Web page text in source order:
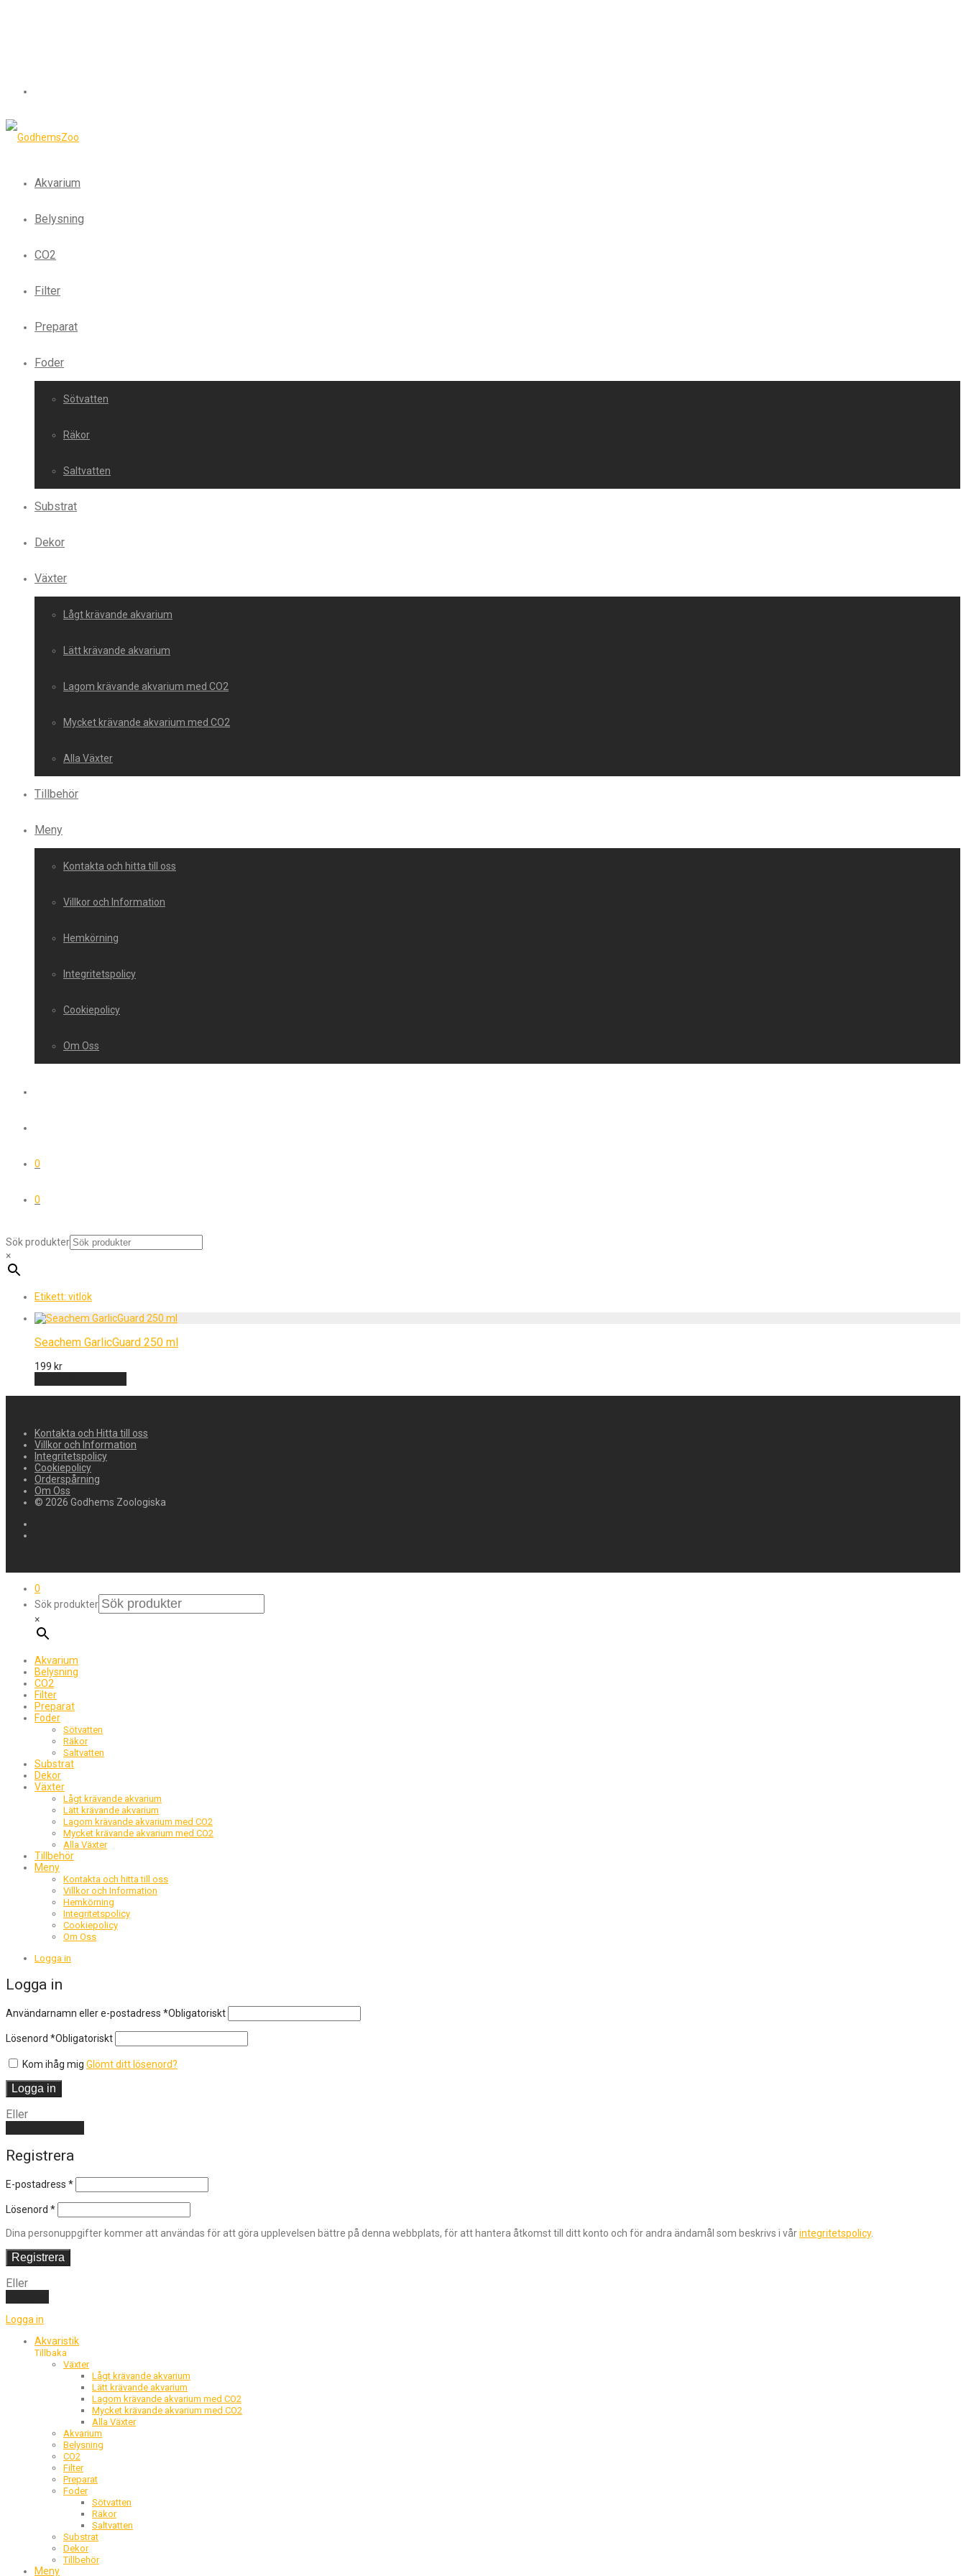
Akvarium
Belysning
CO2
Filter
Preparat
Foder
Sötvatten
Räkor
Saltvatten
Substrat
Dekor
Växter
Lågt krävande akvarium
Lätt krävande akvarium
Lagom krävande akvarium med CO2
Mycket krävande akvarium med CO2
Alla Växter
Tillbehör
Meny
Kontakta och hitta till oss
Villkor och Information
Hemkörning
Integritetspolicy
Cookiepolicy
Om Oss
0
0
Sök produkter
×
Etikett: vitlök
Seachem GarlicGuard 250 ml
199 kr
Kontakta och Hitta till oss
Villkor och Information
Integritetspolicy
Cookiepolicy
Orderspårning
Om Oss
© 2026 Godhems Zoologiska
0
Sök produkter
×
Akvarium
Belysning
CO2
Filter
Preparat
Foder
Sötvatten
Räkor
Saltvatten
Substrat
Dekor
Växter
Lågt krävande akvarium
Lätt krävande akvarium
Lagom krävande akvarium med CO2
Mycket krävande akvarium med CO2
Alla Växter
Tillbehör
Meny
Kontakta och hitta till oss
Villkor och Information
Hemkörning
Integritetspolicy
Cookiepolicy
Om Oss
Logga in
Logga in
Användarnamn eller e-postadress *Obligatoriskt
Lösenord *Obligatoriskt
Kom ihåg mig Glömt ditt lösenord?
Logga in
Eller
Registrera
E-postadress *
Lösenord *
Dina personuppgifter kommer att användas för att göra upplevelsen bättre på denna webbplats, för att hantera åtkomst till ditt konto och för andra ändamål som beskrivs i vårintegritetspolicy.
Registrera
Eller
Logga in
Akvaristik
Tillbaka
Växter
Lågt krävande akvarium
Lätt krävande akvarium
Lagom krävande akvarium med CO2
Mycket krävande akvarium med CO2
Alla Växter
Akvarium
Belysning
CO2
Filter
Preparat
Foder
Sötvatten
Räkor
Saltvatten
Substrat
Dekor
Tillbehör
Meny